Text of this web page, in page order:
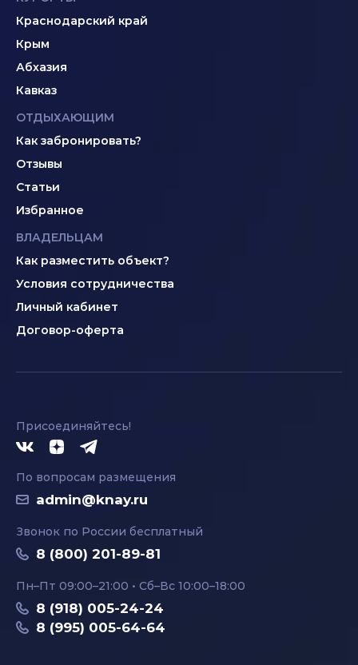
Краснодарский край
Крым
Абхазия
Кавказ
ОТДЫХАЮЩИМ
Как забронировать?
Отзывы
Статьи
Избранное
ВЛАДЕЛЬЦАМ
Как разместить объект?
Условия сотрудничества
Личный кабинет
Договор-оферта
Присоединяйтесь!
По вопросам размещения
admin@knay.ru
Звонок по России бесплатный
8 (800) 201-89-81
Пн–Пт 09:00–21:00 • Сб–Вс 10:00–18:00
8 (918) 005-24-24
8 (995) 005-64-64